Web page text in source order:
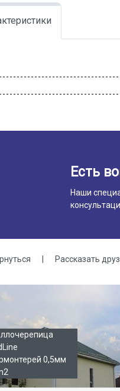
Есть
Наши
| Рассказать
0,5мм